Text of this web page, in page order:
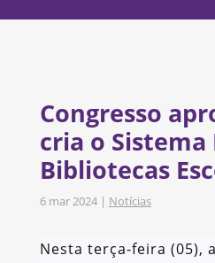
Congresso
cria o
Bibliotecas
6 mar 2024| Notícias
Nesta terça-feira (05),